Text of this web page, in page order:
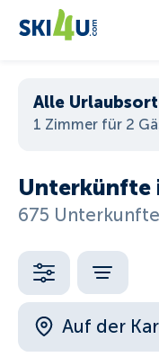
Alle
1 Zimmer für 2
Unterkünfte
675
Auf der